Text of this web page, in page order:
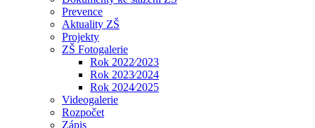
Prevence
Aktuality ZŠ
Projekty
ZŠ Fotogalerie
Rok 2022⁄2023
Rok 2023⁄2024
Rok 2024⁄2025
Videogalerie
Rozpočet
Zápis